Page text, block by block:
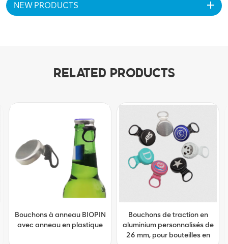
NEW PRODUCTS
RELATED PRODUCTS
Bouchons de traction en
aluminium personnalisés de
Bouchons à anneau BIOPIN
avec anneau en plastique